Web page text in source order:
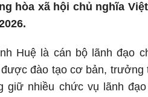
hòa xã hội chủ nghĩa
Huệ là cán bộ lãnh đạo
đào tạo cơ bản, trưởng
giữ nhiều chức vụ lãnh